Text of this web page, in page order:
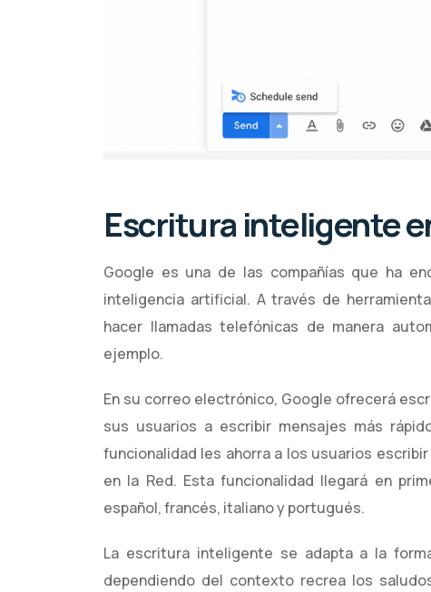
Escritura inteligente
Google es una de las compañías que ha
inteligencia artificial. A través de
hacer llamadas telefónicas de manera
ejemplo.
En su correo electrónico, Google ofrecerá
sus usuarios a escribir mensajes más
funcionalidad les ahorra a los usuarios
en la Red. Esta funcionalidad llegará en
español, francés, italiano y portugués.
La escritura inteligente se adapta a la
dependiendo del contexto recrea los